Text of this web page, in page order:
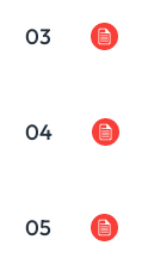
03
04
05